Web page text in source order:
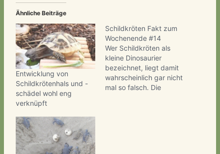
Ähnliche Beiträge
Entwicklung von
Schildkrötenhals und -
schädel wohl eng
verknüpft
Schildkröten Fakt zum
Wochenende #14
Wer Schildkröten als
kleine Dinosaurier
bezeichnet, liegt damit
wahrscheinlich gar nicht
mal so falsch. Die